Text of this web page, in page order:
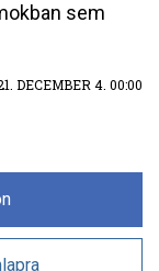
sem
DECEMBER 4. 00:00